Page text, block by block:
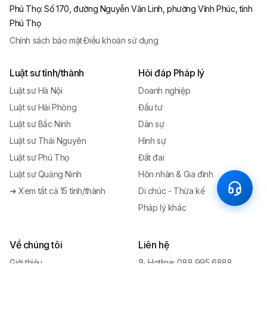
Phú Thọ:Số 170, đường Nguyễn Văn Linh, phường Vĩnh Phúc, tỉnh
Phú Thọ
Chính sách bảo mật·Điều khoản sử dụng
Luật sư tỉnh/thành
Luật sư Hà Nội
Luật sư Hải Phòng
Luật sư Bắc Ninh
Luật sư Thái Nguyên
Luật sư Phú Thọ
Luật sư Quảng Ninh
➜ Xem tất cả 15 tỉnh/thành
Hỏi đáp Pháp lý
Doanh nghiệp
Đầu tư
Dân sự
Hình sự
Đất đai
Hôn nhân & Gia đình
Di chúc - Thừa kế
Pháp lý khác
Về chúng tôi
Giới thiệu
Liên hệ
Hotline: 088 995 6888